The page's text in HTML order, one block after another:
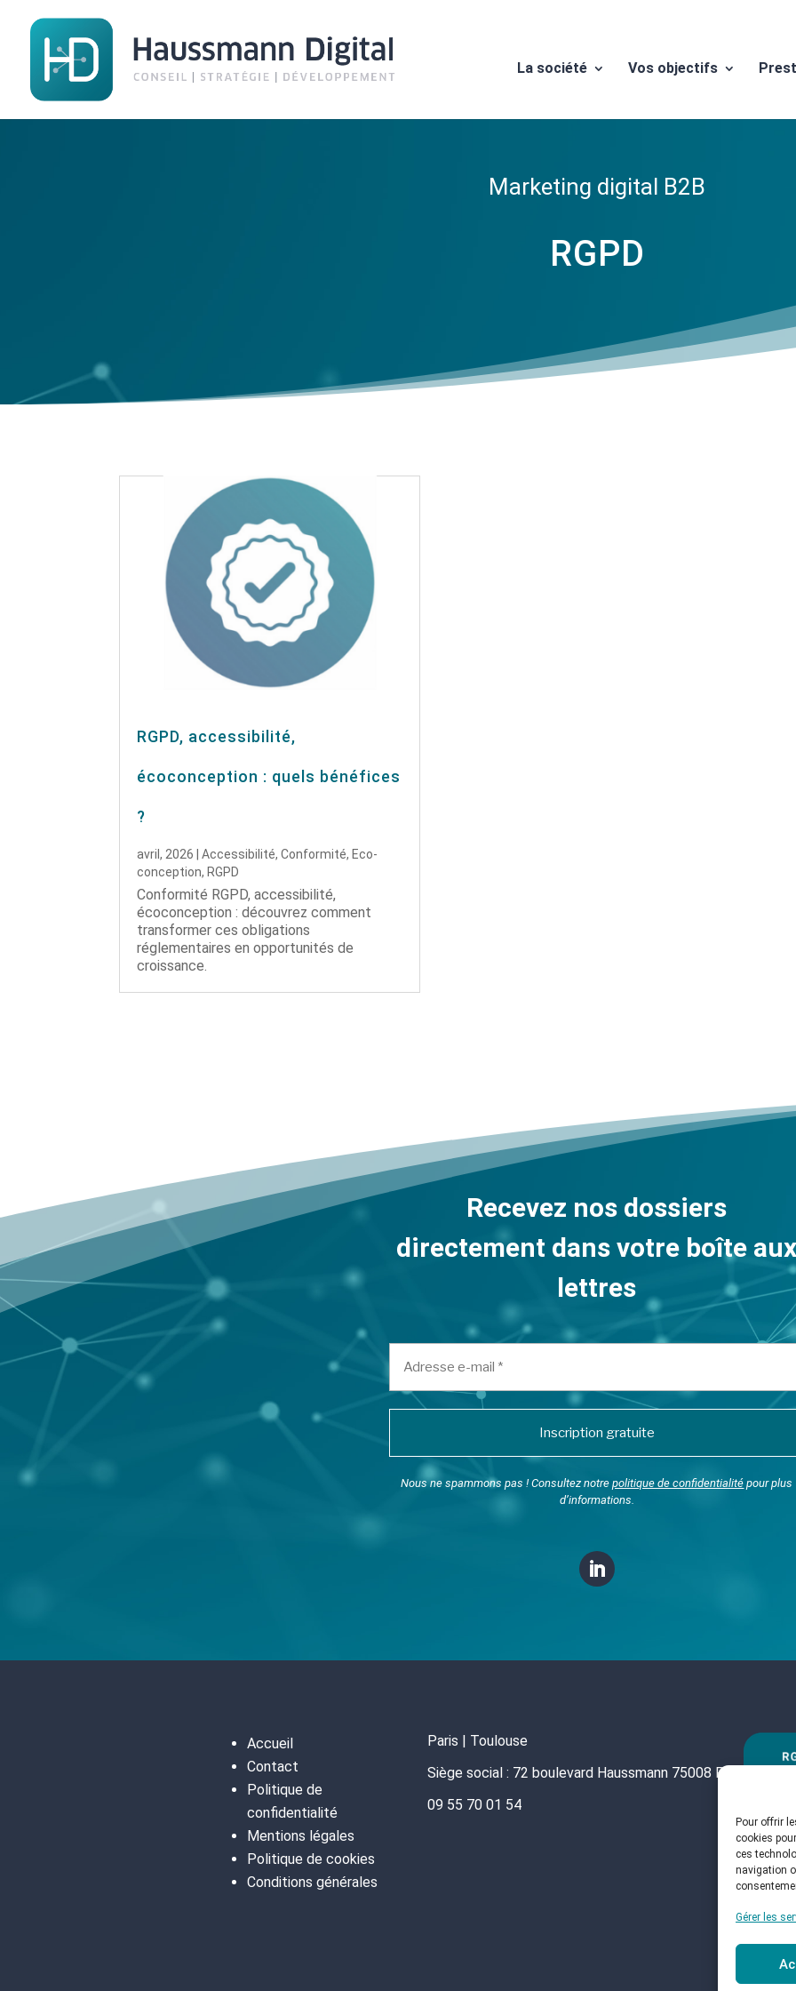
Pour offrir
cookies
ces
navigation
Gérer les
La société Vos objectifs
Marketing digital B2B
RGPD
RGPD, accessibilité,
écoconception : quels bénéfices
?
avril, 2026 |Accessibilité,Conformité,Eco-
conception,RGPD
Conformité RGPD, accessibilité,
écoconception : découvrez comment
transformer ces obligations
réglementaires en opportunités de
croissance.
Recevez nos dossiers
directement dans votre boîte
lettres
Nous ne spammons pas ! Consultez notrepolitique de confidentialité pour plus
d’informations.
Accueil
Contact
Politique de
confidentialité
Mentions légales
Politique de cookies
Conditions générales
Paris | Toulouse
Siège social : 72 boulevard Haussmann 75008 PARIS
09 55 70 01 54